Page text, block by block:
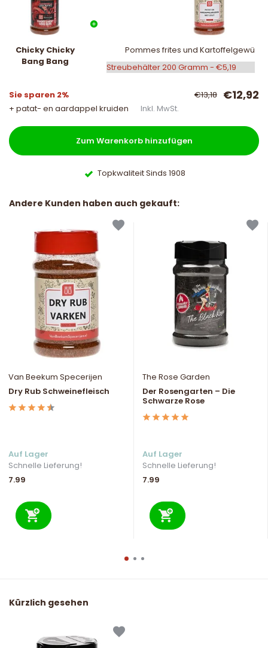
Chicky Chicky
Bang Bang
Pommes frites und Kartoffelgewürz
Sie sparen 2% €13,18 €12,92
+ patat- en aardappel kruiden Inkl. MwSt.
Zum Warenkorb hinzufügen
Topkwaliteit Sinds 1908
Andere Kunden haben auch gekauft:
Van Beekum Specerijen
Dry Rub Schweinefleisch
Auf Lager
Schnelle Lieferung!
7.99
The Rose Garden
Der Rosengarten – Die
Schwarze Rose
Auf Lager
Schnelle Lieferung!
7.99
Kürzlich gesehen